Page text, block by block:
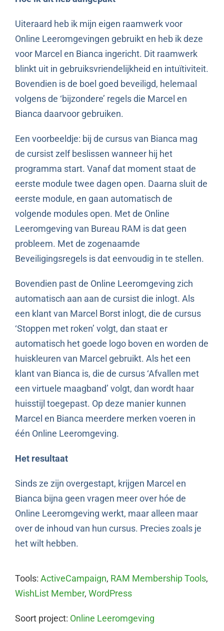
Uiteraard heb ik mijn eigen raamwerk voor
Online Leeromgevingen gebruikt en heb ik deze
voor Marcel en Bianca ingericht. Dit raamwerk
blinkt uit in gebruiksvriendelijkheid en intuïtiviteit.
Bovendien is de boel goed beveiligd, helemaal
volgens de ‘bijzondere’ regels die Marcel en
Bianca daarvoor gebruiken.
Een voorbeeldje: bij de cursus van Bianca mag
de cursist zelf beslissen wanneer hij het
programma start. Vanaf dat moment staat de
eerste module twee dagen open. Daarna sluit de
eerste module, en gaan automatisch de
volgende modules open. Met de Online
Leeromgeving van Bureau RAM is dat geen
probleem. Met de zogenaamde
Beveiligingsregels is dat eenvoudig in te stellen.
Bovendien past de Online Leeromgeving zich
automatisch aan aan de cursist die inlogt. Als
een klant van Marcel Borst inlogt, die de cursus
‘Stoppen met roken’ volgt, dan staat er
automatisch het goede logo boven en worden de
huiskleuren van Marcel gebruikt. Als het een
klant van Bianca is, die de cursus ‘Afvallen met
een virtuele maagband’ volgt, dan wordt haar
huisstijl toegepast. Op deze manier kunnen
Marcel en Bianca meerdere merken voeren in
één Online Leeromgeving.
Het resultaat
Sinds ze zijn overgestapt, krijgen Marcel en
Bianca bijna geen vragen meer over hóe de
Online Leeromgeving werkt, maar alleen maar
over de inhoud van hun cursus. Precies zoals je
het wilt hebben.
Tools: ActiveCampaign, RAM Membership Tools,
WishList Member, WordPress
Soort project: Online Leeromgeving